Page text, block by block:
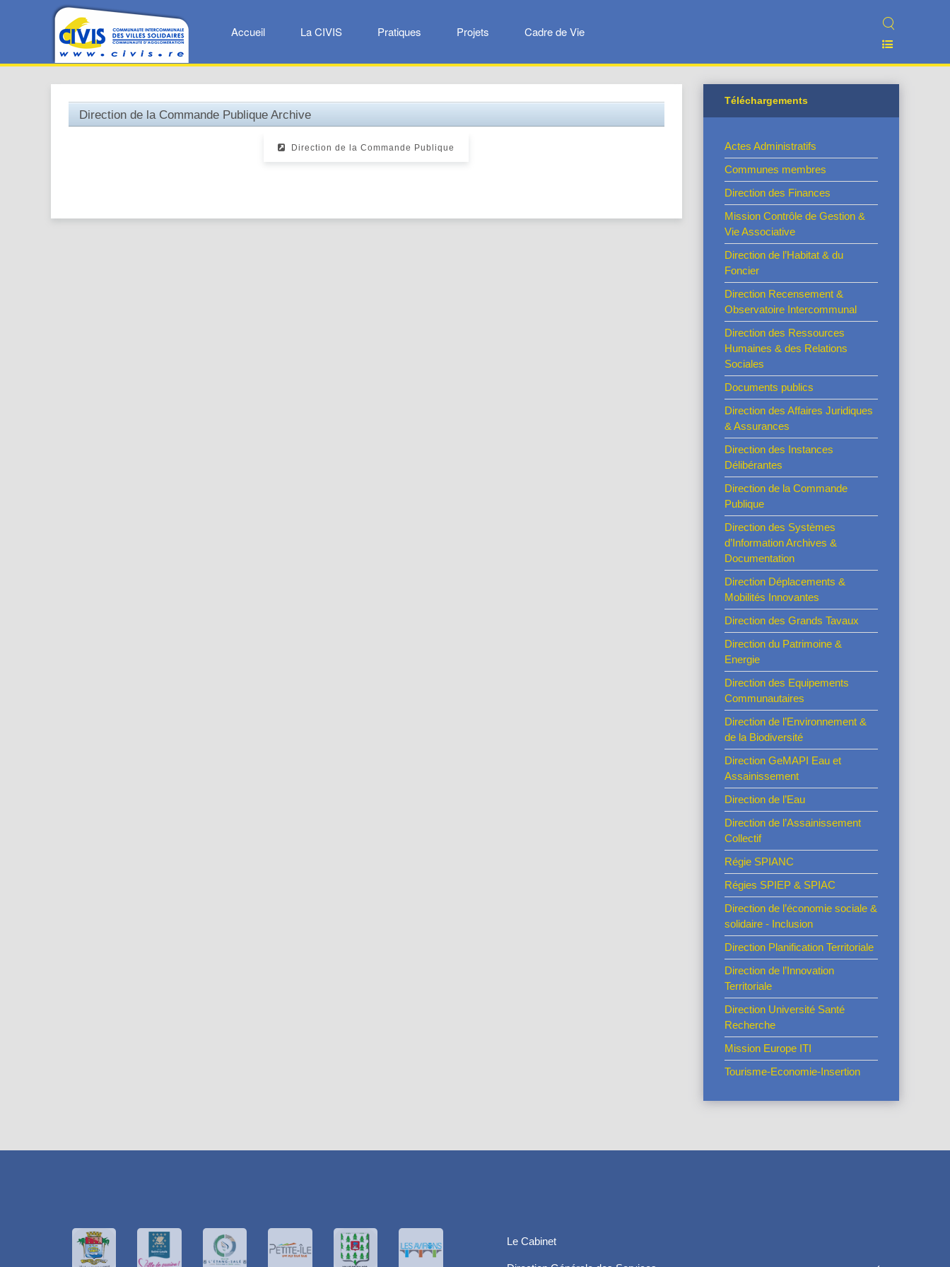
Accueil La CIVIS Pratiques Projets Cadre de Vie
Direction de la Commande Publique Archive
Direction de la Commande Publique
Téléchargements
Actes Administratifs
Communes membres
Direction des Finances
Mission Contrôle de Gestion &
Vie Associative
Direction de l’Habitat & du
Foncier
Direction Recensement &
Observatoire Intercommunal
Direction des Ressources
Humaines & des Relations
Sociales
Documents publics
Direction des Affaires Juridiques
& Assurances
Direction des Instances
Délibérantes
Direction de la Commande
Publique
Direction des Systèmes
d’Information Archives &
Documentation
Direction Déplacements &
Mobilités Innovantes
Direction des Grands Tavaux
Direction du Patrimoine &
Energie
Direction des Equipements
Communautaires
Direction de l’Environnement &
de la Biodiversité
Direction GeMAPI Eau et
Assainissement
Direction de l’Eau
Direction de l’Assainissement
Collectif
Régie SPIANC
Régies SPIEP & SPIAC
Direction de l’économie sociale &
solidaire - Inclusion
Direction Planification Territoriale
Direction de l’Innovation
Territoriale
Direction Université Santé
Recherche
Mission Europe ITI
Tourisme-Economie-Insertion
Le Cabinet